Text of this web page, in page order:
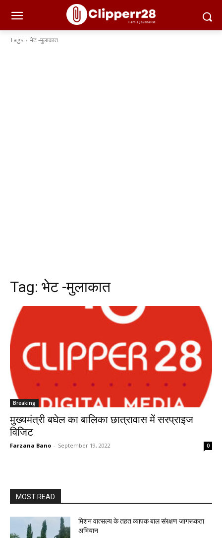
Tags भेट -मुलाकात
Tag: भेट -मुलाकात
Breaking
मुख्यमंत्री बघेल का बालिका छात्रावास में सरप्राइज
विजिट
Farzana Bano - September 19, 2022 0
MOST READ
मिशन वात्सल्य के तहत व्यापक बाल संरक्षण जागरूकता
अभियान